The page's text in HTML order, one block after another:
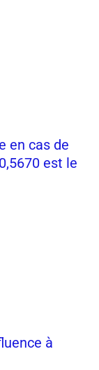
en cas de
est le
à